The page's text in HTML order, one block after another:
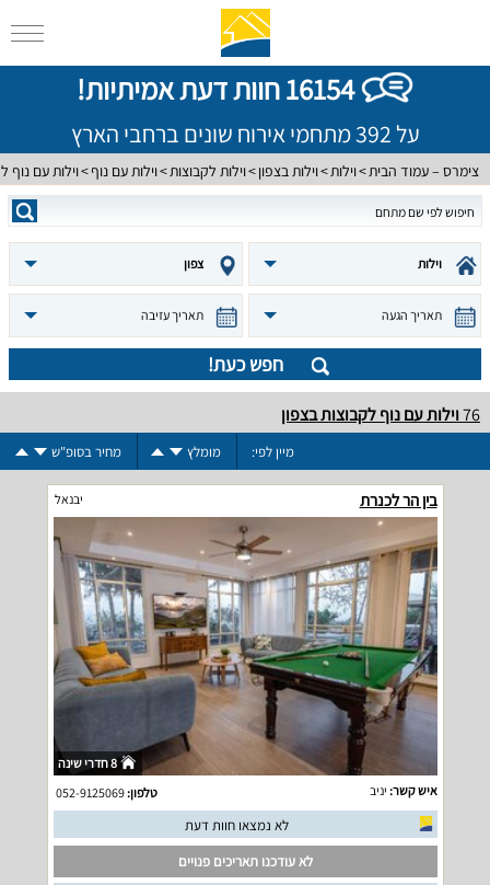
16154 חוות דעת אמיתיות!
על 392 מתחמי אירוח שונים ברחבי הארץ
צימרס – עמוד הבית וילות וילות בצפון וילות לקבוצות וילות עם נוף וילות עם נוף
וילות צפון
תאריך הגעה תאריך עזיבה
חפש כעת!
76וילות עם נוף לקבוצות בצפון
מיין לפי: מומלץ מחיר בסופ"ש
בין הר לכנרת יבנאל
8 חדרי שינה
איש קשר: יניב טלפון:052-9125069
לא נמצאו חוות דעת
לא עודכנו תאריכים פנויים